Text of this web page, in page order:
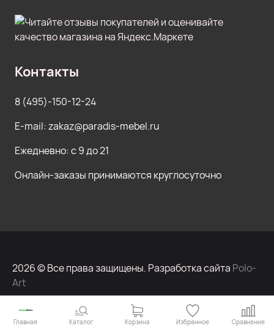
Контакты
8 (495)-150-12-24
E-mail: zakaz@paradis-mebel.ru
Ежедневно: с 9 до 21
Онлайн-заказы принимаются круглосуточно
2026 © Все права защищены. Разработка сайта Polo-
Art
Главная Каталог Корзина Избранное Сравнение